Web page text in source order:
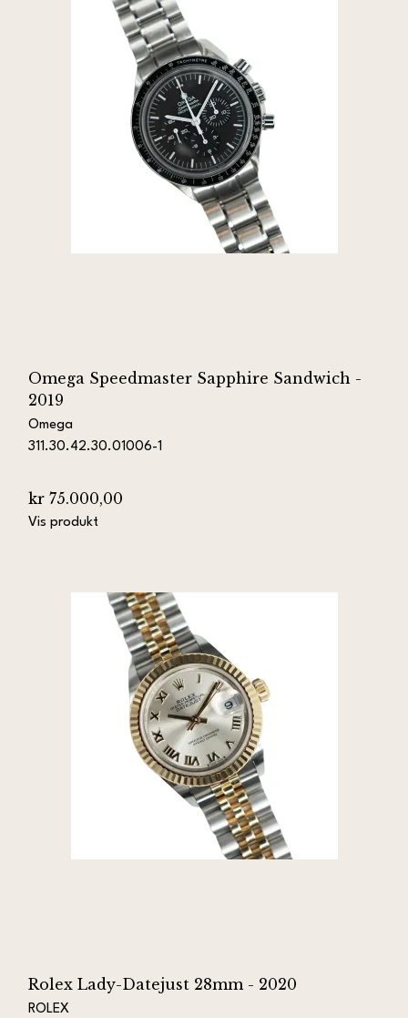
Omega Speedmaster Sapphire Sandwich -
2019
Omega
311.30.42.30.01006-1
kr 75.000,00
Vis produkt
Rolex Lady-Datejust 28mm - 2020
ROLEX